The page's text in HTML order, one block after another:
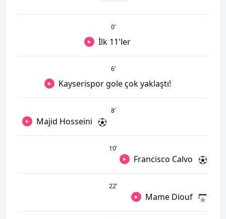
0’
İlk 11'ler
6’
Kayserispor gole çok yaklaştı!
8’
Majid Hosseini
10’
Francisco Calvo
22’
Mame Diouf